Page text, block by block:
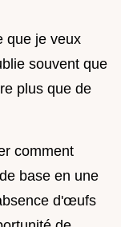
que je veux
souvent que
plus que de
comment
base en une
d'œufs